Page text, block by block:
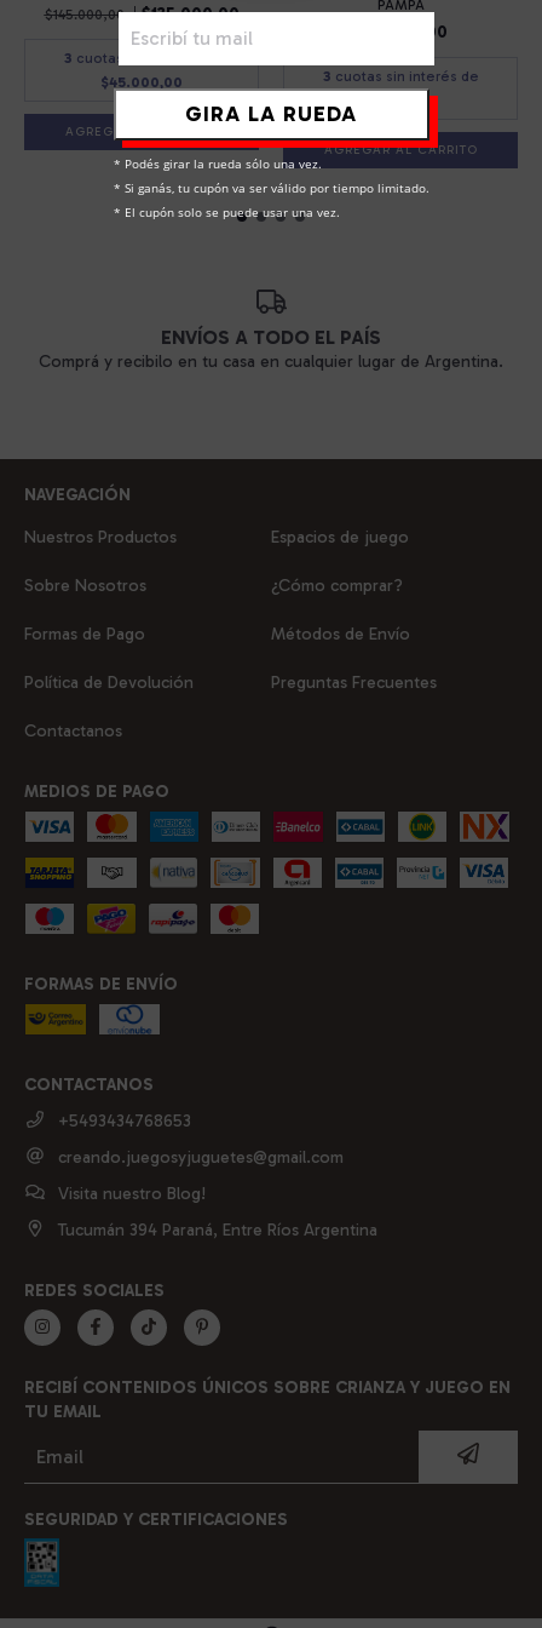
$145.000,00
$135.000,00
3 cuotas sin interés de
$45.000,00
AGREGAR AL CARRITO
PAMPA
$56.500,00
3 cuotas sin interés de
$18.833,33
ENVÍOS A TODO EL PAÍS
Comprá y recibilo en tu casa en cualquier lugar de Argentina.
NAVEGACIÓN
Nuestros Productos Espacios de juego
Sobre Nosotros ¿Cómo comprar?
Formas de Pago Métodos de Envío
Política de Devolución Preguntas Frecuentes
Contactanos
MEDIOS DE PAGO
FORMAS DE ENVÍO
CONTACTANOS
+5493434768653
creando.juegosyjuguetes@gmail.com
Visita nuestro Blog!
Tucumán 394 Paraná, Entre Ríos Argentina
REDES SOCIALES
RECIBÍ CONTENIDOS ÚNICOS SOBRE CRIANZA Y JUEGO EN
TU EMAIL
SEGURIDAD Y CERTIFICACIONES
GIRA LA RUEDA
* Podés girar la rueda sólo una vez.
* Si ganás, tu cupón va ser válido por tiempo limitado.
* El cupón solo se puede usar una vez.